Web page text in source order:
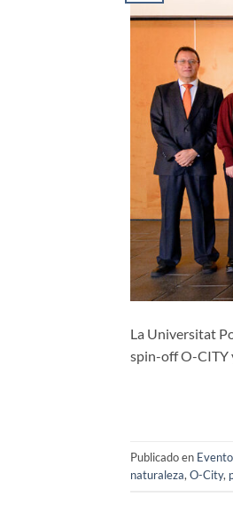
La Universitat
spin-off O-CITY
Publicado en
naturaleza, O-City,